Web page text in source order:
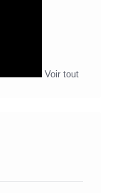
Voir tout